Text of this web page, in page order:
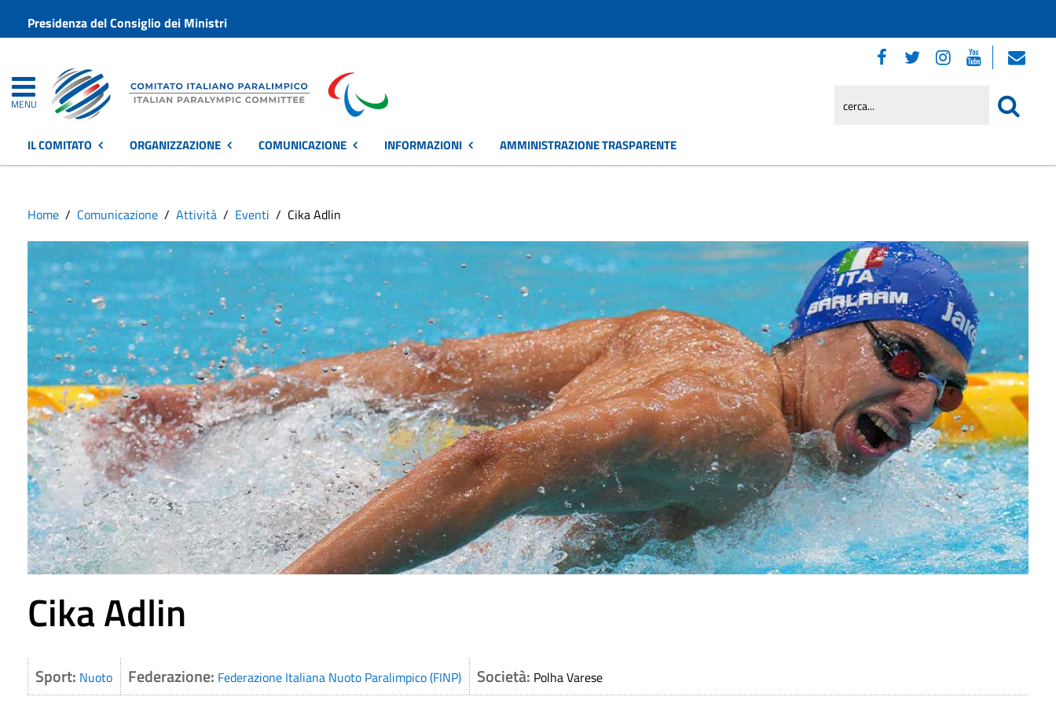
Presidenza del Consiglio dei Ministri
MENU
IL COMITATO ORGANIZZAZIONE COMUNICAZIONE INFORMAZIONI AMMINISTRAZIONE TRASPARENTE
Home Comunicazione Attività Eventi Cika Adlin
Cika Adlin
Sport: Nuoto Federazione: Federazione Italiana Nuoto Paralimpico (FINP) Società: Polha Varese